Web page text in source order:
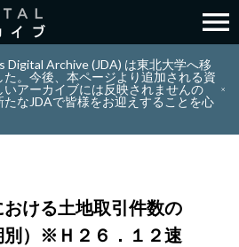
search 検索
コレクション
リソース
menu
Digital Archive (JDA) は東北大学へ移
。今後、本ページより追加される資
アーカイブには反映されませんの
なJDAで皆様をお迎えすることを心
ける土地取引件数の
別）※Ｈ２６．１２速